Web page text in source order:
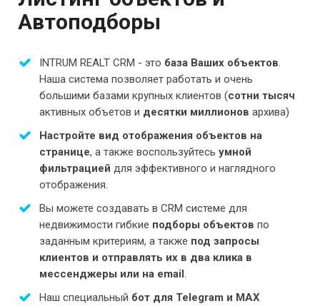
Автоподборы
INTRUM REALT CRM - это база Ваших объектов.
Наша система позволяет работать и очень
большими базами крупных клиентов (сотни тысяч
активных объетов и десятки миллионов архива)
Настройте вид отображения объектов на
странице, а также воспользуйтесь умной
фильтрацией для эффективного и наглядного
отображения.
Вы можете создавать в CRM системе для
недвижимости гибкие подборы объектов по
заданным критериям, а также под запросы
клиентов и отправлять их в два клика в
мессенджеры или на email.
Наш специальный бот для Telegram и MAX